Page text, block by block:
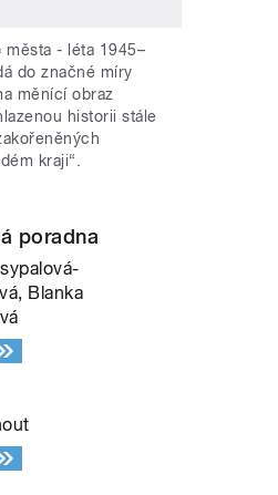
města - léta 1945–
do značné míry
měnící obraz
historii stále
kraji“.
poradna
Blanka